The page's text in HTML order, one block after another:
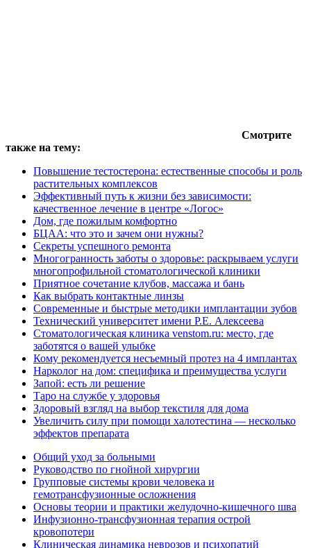
Смотрите
также на тему:
Повышение тестостерона: естественные способы и роль
растительных комплексов
Эффективный путь к жизни без зависимости:
качественное лечение в центре «Логос»
Дом, где пожилым комфортно
БЦАА: что это и зачем они нужны?
Секреты успешного ремонта
Многогранность заботы о здоровье: раскрываем услуги
многопрофильной стоматологической клиники
Приятное сочетание клубов, массажа и бань
Как выбрать контактные линзы
Современные и быстрые методики имплантации зубов
Технический университет имени Р.Е. Алексеева
Стоматологическая клиника venstom.ru: место, где
заботятся о вашей улыбке
Кому рекомендуется несъемный протез на 4 имплантах
Нарколог на дом: специфика и преимущества услуги
Запой: есть ли решение
Таро на службе у здоровья
Здоровый взгляд на выбор текстиля для дома
Увеличить силу при помощи халотестина — несколько
эффектов препарата
Общий уход за больными
Руководство по гнойной хирургии
Групповые системы крови человека и
гемотрансфузионные осложнения
Основы теории и практики желудочно-кишечного шва
Инфузионно-трансфузионная терапия острой
кровопотери
Клиническая динамика неврозов и психопатий